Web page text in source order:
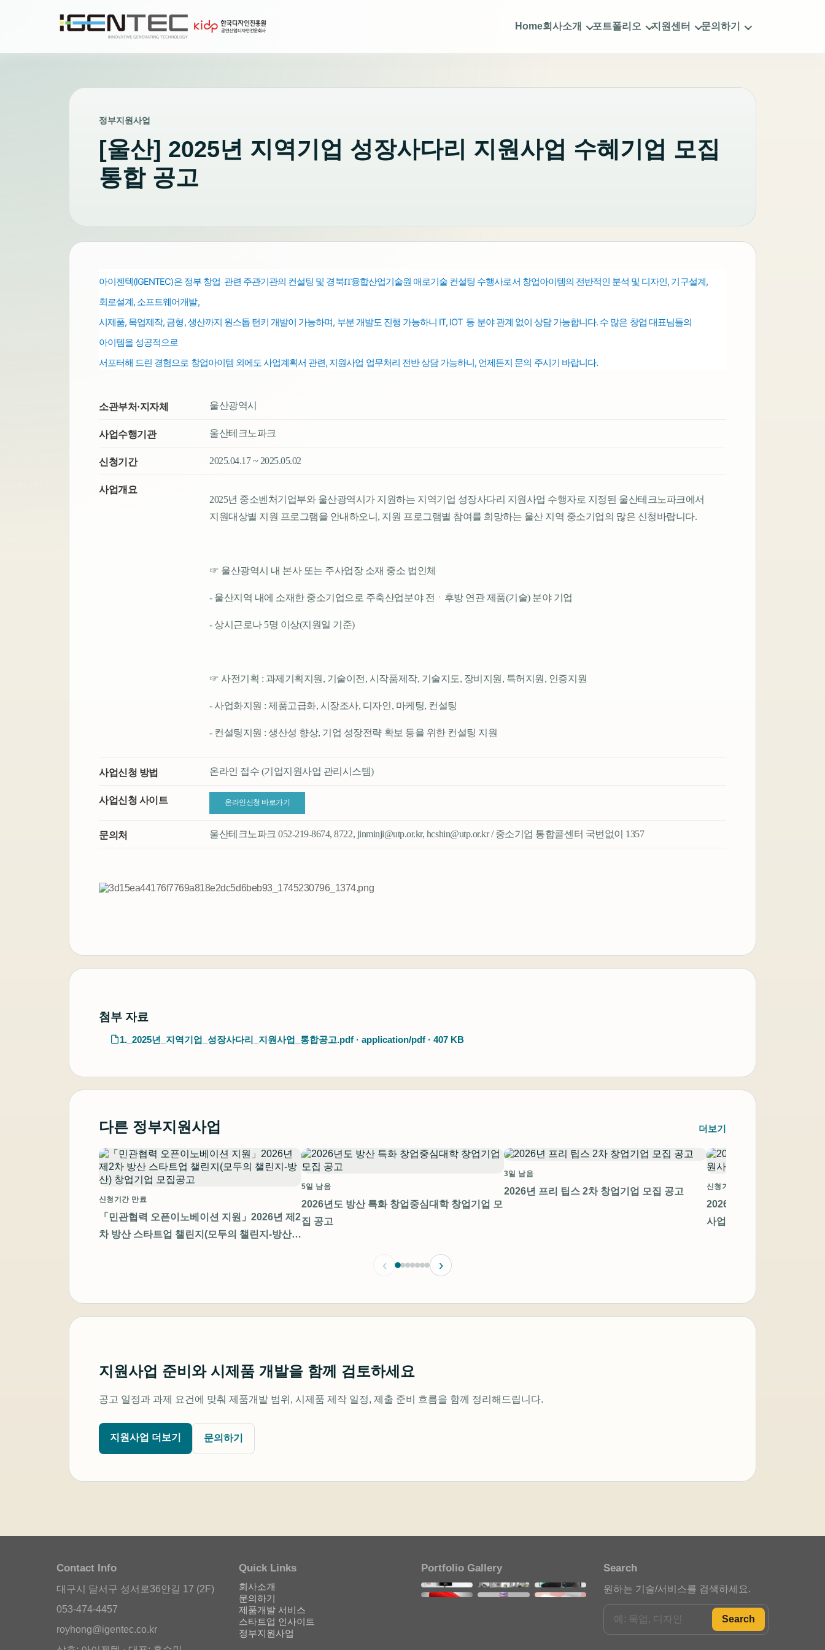
Home회사소개 포트폴리오 지원센터 문의하기
정부지원사업
[울산] 2025년 지역기업 성장사다리 지원사업 수혜기업 모집
통합 공고
아이젠텍(IGENTEC)은 정부 창업 관련 주관기관의 컨설팅 및 경북IT융합산업기술원 애로기술 컨설팅 수행사로서 창업아이템의 전반적인 분석 및 디자인, 기구설계,
회로설계, 소프트웨어개발,
시제품, 목업제작, 금형, 생산까지 원스톱 턴키 개발이 가능하며, 부분 개발도 진행 가능하니 IT, IOT 등 분야 관계 없이 상담 가능합니다. 수 많은 창업 대표님들의
아이템을 성공적으로
서포터해 드린 경험으로 창업아이템 외에도사업계획서 관련, 지원사업 업무처리 전반상담 가능하니, 언제든지 문의 주시기 바랍니다.
소관부처·지자체 울산광역시
사업수행기관 울산테크노파크
신청기간 2025.04.17 ~ 2025.05.02
사업개요
2025년 중소벤처기업부와 울산광역시가 지원하는 지역기업 성장사다리 지원사업 수행자로 지정된 울산테크노파크에서
지원대상별 지원 프로그램을 안내하오니, 지원 프로그램별 참여를 희망하는 울산 지역 중소기업의 많은 신청바랍니다.
☞ 울산광역시 내 본사 또는 주사업장 소재 중소 법인체
- 울산지역 내에 소재한 중소기업으로 주축산업분야 전ㆍ후방 연관 제품(기술) 분야 기업
- 상시근로나 5명 이상(지원일 기준)
☞ 사전기획 : 과제기획지원, 기술이전, 시작품제작, 기술지도, 장비지원, 특허지원, 인증지원
- 사업화지원 : 제품고급화, 시장조사, 디자인, 마케팅, 컨설팅
- 컨설팅지원 : 생산성 향상, 기업 성장전략 확보 등을 위한 컨설팅 지원
사업신청 방법 온라인 접수 (기업지원사업 관리시스템)
사업신청 사이트 온라인신청 바로가기
문의처 울산테크노파크 052-219-8674, 8722, jinminji@utp.or.kr, hcshin@utp.or.kr / 중소기업 통합콜센터 국번없이 1357
첨부 자료
1._2025년_지역기업_성장사다리_지원사업_통합공고.pdf · application/pdf · 407 KB
다른 정부지원사업 더보기
신청기간 만료
「민관협력 오픈이노베이션 지원」2026년 제2
차 방산 스타트업 챌린지(모두의 챌린지-방산)
5일 남음
2026년도 방산 특화 창업중심대학 창업기업 모
집 공고
3일 남음
2026년 프리 팁스 2차 창업기업 모집 공고 신청기간 만료
2026년 지역 첨단제조 스
사업 창업기업 모집공고
‹ ›
지원사업 준비와 시제품 개발을 함께 검토하세요
공고 일정과 과제 요건에 맞춰 제품개발 범위, 시제품 제작 일정, 제출 준비 흐름을 함께 정리해드립니다.
지원사업 더보기 문의하기
스타트업 인사이트
정부지원사업 안내
Contact Info
대구시 달서구 성서로36안길 17 (2F)
053-474-4457
royhong@igentec.co.kr
Quick Links
회사소개
문의하기
제품개발 서비스
스타트업 인사이트
정부지원사업
Portfolio Gallery Search
원하는 기술/서비스를 검색하세요.
Search